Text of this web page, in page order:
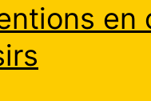
en